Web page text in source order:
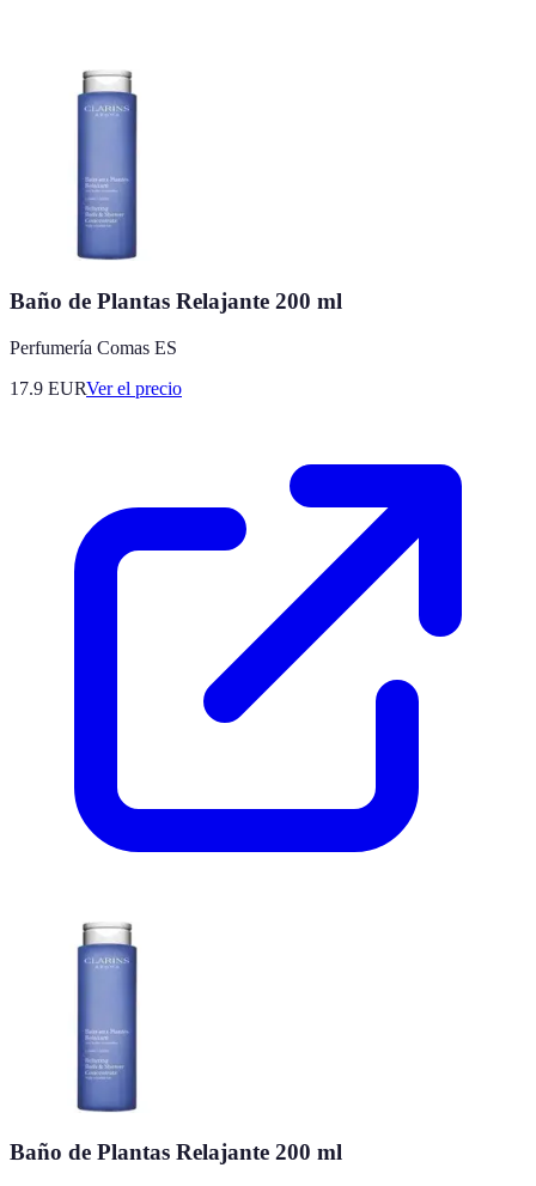
Baño de Plantas Relajante 200 ml
Perfumería Comas ES
17.9 EURVer el precio
Baño de Plantas Relajante 200 ml